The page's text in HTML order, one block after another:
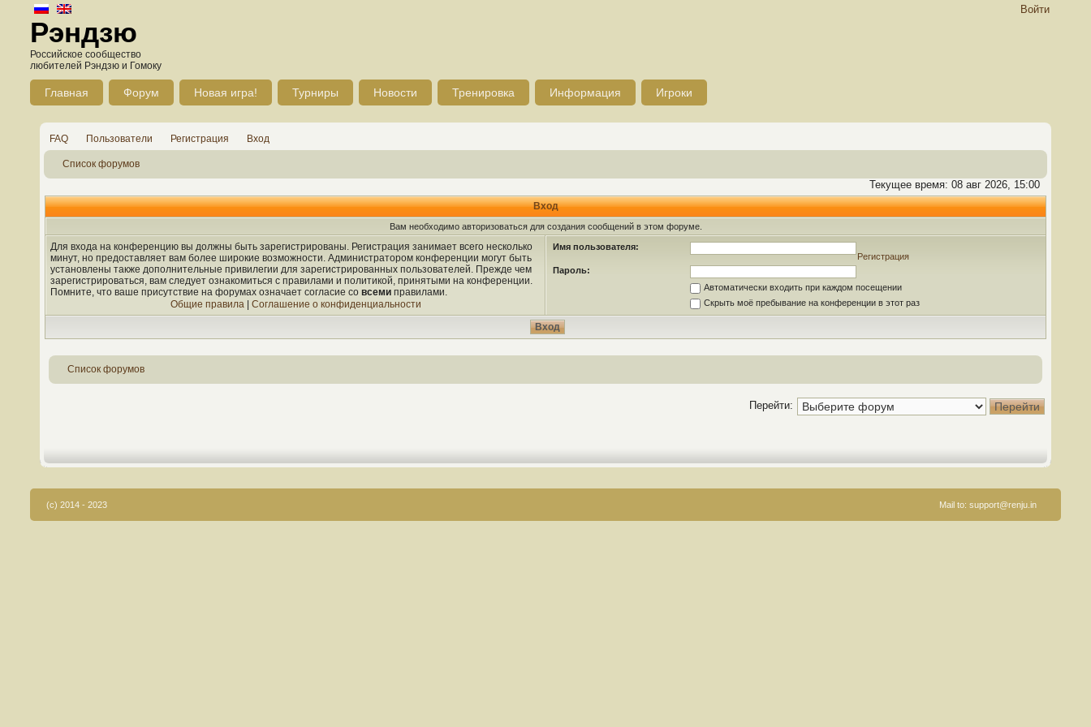
Войти
Рэндзю
Российское сообщество
любителей Рэндзю и Гомоку
Главная Форум Новая игра! Турниры Новости Тренировка Информация Игроки
FAQ Пользователи Регистрация Вход
Список форумов
Текущее время: 08 авг 2026, 15:00
Вход
Вам необходимо авторизоваться для создания сообщений в этом форуме.
Для входа на конференцию вы должны быть зарегистрированы. Регистрация занимает всего несколько
минут, но предоставляет вам более широкие возможности. Администратором конференции могут быть
установлены также дополнительные привилегии для зарегистрированных пользователей. Прежде чем
зарегистрироваться, вам следует ознакомиться с правилами и политикой, принятыми на конференции.
Помните, что ваше присутствие на форумах означает согласие со всеми правилами.
Общие правила| Соглашение о конфиденциальности
Имя пользователя:
Регистрация
Пароль:
Автоматически входить при каждом посещении
Скрыть моё пребывание на конференции в этот раз
Список форумов
Перейти:
(c) 2014 - 2023 Mail to: support@renju.in